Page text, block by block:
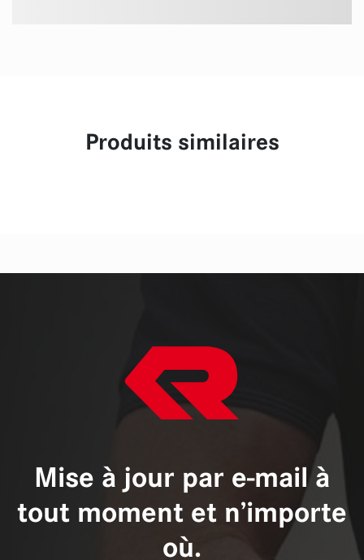
Produits similaires
Mise à jour par e-mail à
tout moment et n’importe
où.